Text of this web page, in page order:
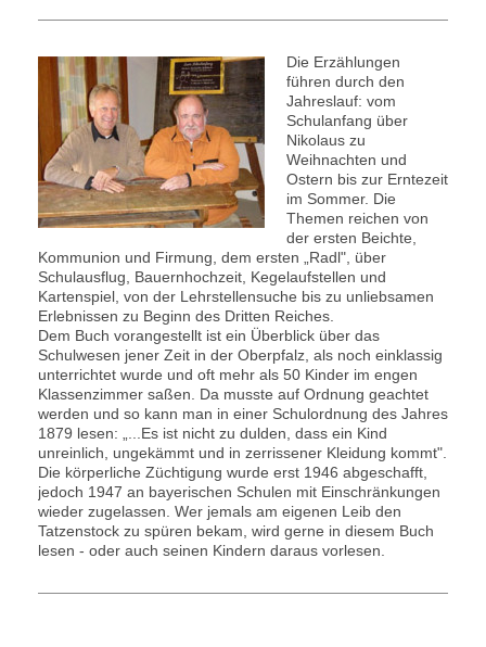
Die Erzählungen
führen durch den
Jahreslauf: vom
Schulanfang über
Nikolaus zu
Weihnachten und
Ostern bis zur Erntezeit
im Sommer. Die
Themen reichen von
der ersten Beichte,
Kommunion und Firmung, dem ersten „Radl", über
Schulausflug, Bauernhochzeit, Kegelaufstellen und
Kartenspiel, von der Lehrstellensuche bis zu unliebsamen
Erlebnissen zu Beginn des Dritten Reiches.
Dem Buch vorangestellt ist ein Überblick über das
Schulwesen jener Zeit in der Oberpfalz, als noch einklassig
unterrichtet wurde und oft mehr als 50 Kinder im engen
Klassenzimmer saßen. Da musste auf Ordnung geachtet
werden und so kann man in einer Schulordnung des Jahres
1879 lesen: „...Es ist nicht zu dulden, dass ein Kind
unreinlich, ungekämmt und in zerrissener Kleidung kommt".
Die körperliche Züchtigung wurde erst 1946 abgeschafft,
jedoch 1947 an bayerischen Schulen mit Einschränkungen
wieder zugelassen. Wer jemals am eigenen Leib den
Tatzenstock zu spüren bekam, wird gerne in diesem Buch
lesen - oder auch seinen Kindern daraus vorlesen.